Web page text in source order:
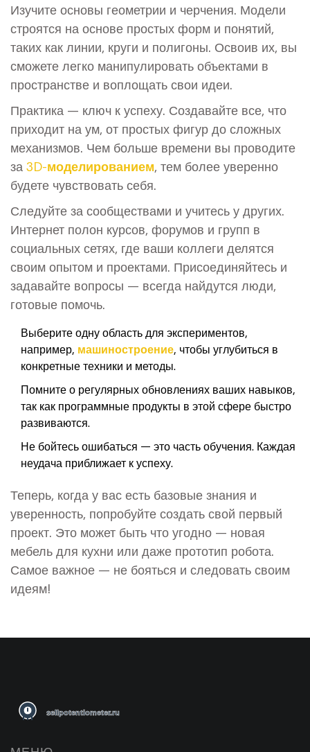
Изучите основы геометрии и черчения. Модели
строятся на основе простых форм и понятий,
таких как линии, круги и полигоны. Освоив их, вы
сможете легко манипулировать объектами в
пространстве и воплощать свои идеи.
Практика — ключ к успеху. Создавайте все, что
приходит на ум, от простых фигур до сложных
механизмов. Чем больше времени вы проводите
за 3D-моделированием, тем более уверенно
будете чувствовать себя.
Следуйте за сообществами и учитесь у других.
Интернет полон курсов, форумов и групп в
социальных сетях, где ваши коллеги делятся
своим опытом и проектами. Присоединяйтесь и
задавайте вопросы — всегда найдутся люди,
готовые помочь.
Выберите одну область для экспериментов,
например, машиностроение , чтобы углубиться в
конкретные техники и методы.
Помните о регулярных обновлениях ваших навыков,
так как программные продукты в этой сфере быстро
развиваются.
Не бойтесь ошибаться — это часть обучения. Каждая
неудача приближает к успеху.
Теперь, когда у вас есть базовые знания и
уверенность, попробуйте создать свой первый
проект. Это может быть что угодно — новая
мебель для кухни или даже прототип робота.
Самое важное — не бояться и следовать своим
идеям!